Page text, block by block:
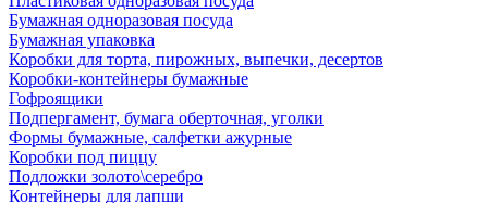
Бумажная одноразовая посуда
Бумажная упаковка
Коробки для торта, пирожных, выпечки, десертов
Коробки-контейнеры бумажные
Гофроящики
Подпергамент, бумага оберточная, уголки
Формы бумажные, салфетки ажурные
Коробки под пиццу
Подложки золото\серебро
Контейнеры для лапши